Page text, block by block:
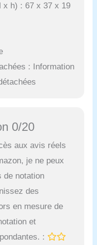
x h) : 67 x 37 x 19
: Information
0/20
aux avis réels
je ne peux
de notation
des
en mesure de
et
: